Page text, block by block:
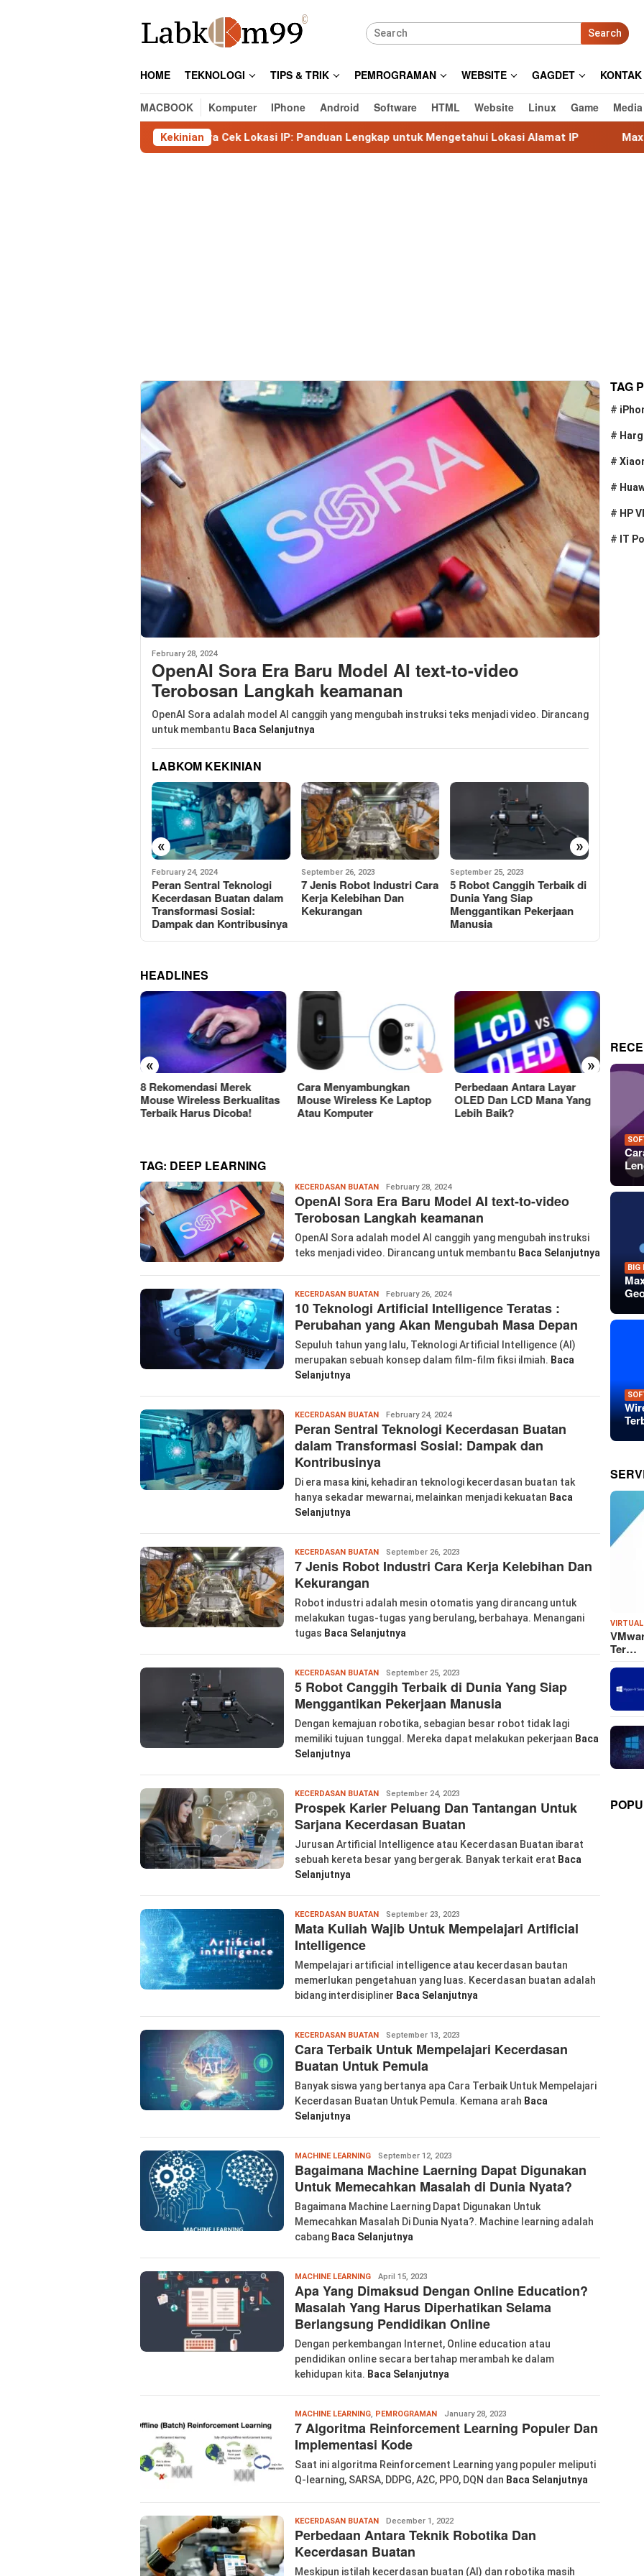
Search
HOME TEKNOLOGI TIPS & TRIK PEMROGRAMAN WEBSITE GAGDET
MACBOOK Komputer IPhone Android Software HTML Website Linux Game
Kekinian
Cara Cek Lokasi IP: Panduan Lengkap untuk Mengetahui Lokasi Alamat IP MaxMind GeoLite:
February 28, 2024
OpenAI Sora Era Baru Model AI text-to-video
Terobosan Langkah keamanan
OpenAI Sora adalah model AI canggih yang mengubah instruksi teks menjadi video. Dirancang
untuk membantu Baca Selanjutnya
LABKOM KEKINIAN
« »
February 24, 2024
Peran Sentral Teknologi
Kecerdasan Buatan dalam
Transformasi Sosial:
Dampak dan Kontribusinya
September 26, 2023
7 Jenis Robot Industri Cara
Kerja Kelebihan Dan
Kekurangan
September 25, 2023
5 Robot Canggih Terbaik di
Dunia Yang Siap
Menggantikan Pekerjaan
Manusia
HEADLINES
« »
8 Rekomendasi Merek
Mouse Wireless Berkualitas
Terbaik Harus Dicoba!
Cara Menyambungkan
Mouse Wireless Ke Laptop
Atau Komputer
Perbedaan Antara Layar
OLED Dan LCD Mana Yang
Lebih Baik?
15
Dan
TAG: DEEP LEARNING
KECERDASAN BUATANlabkom99
February 28, 2024
OpenAI Sora Era Baru Model AI text-to-video
Terobosan Langkah keamanan
OpenAI Sora adalah model AI canggih yang mengubah instruksi
teks menjadi video. Dirancang untuk membantu Baca Selanjutnya
KECERDASAN BUATANWanglu
Piao
February 26, 2024
10 Teknologi Artificial Intelligence Teratas :
Perubahan yang Akan Mengubah Masa Depan
Sepuluh tahun yang lalu, Teknologi Artificial Intelligence (AI)
merupakan sebuah konsep dalam film-film fiksi ilmiah. Baca
Selanjutnya
KECERDASAN BUATANWanglu
Piao
February 24, 2024
Peran Sentral Teknologi Kecerdasan Buatan
dalam Transformasi Sosial: Dampak dan
Kontribusinya
Di era masa kini, kehadiran teknologi kecerdasan buatan tak
hanya sekadar mewarnai, melainkan menjadi kekuatan Baca
Selanjutnya
KECERDASAN BUATANWanglu
Piao
September 26, 2023
7 Jenis Robot Industri Cara Kerja Kelebihan Dan
Kekurangan
Robot industri adalah mesin otomatis yang dirancang untuk
melakukan tugas-tugas yang berulang, berbahaya. Menangani
tugas Baca Selanjutnya
KECERDASAN BUATANlabkom99
September 25, 2023
5 Robot Canggih Terbaik di Dunia Yang Siap
Menggantikan Pekerjaan Manusia
Dengan kemajuan robotika, sebagian besar robot tidak lagi
memiliki tujuan tunggal. Mereka dapat melakukan pekerjaan Baca
Selanjutnya
KECERDASAN BUATANlabkom99
September 24, 2023
Prospek Karier Peluang Dan Tantangan Untuk
Sarjana Kecerdasan Buatan
Jurusan Artificial Intelligence atau Kecerdasan Buatan ibarat
sebuah kereta besar yang bergerak. Banyak terkait erat Baca
Selanjutnya
KECERDASAN BUATANlabkom99
September 23, 2023
Mata Kuliah Wajib Untuk Mempelajari Artificial
Intelligence
Mempelajari artificial intelligence atau kecerdasan bautan
memerlukan pengetahuan yang luas. Kecerdasan buatan adalah
bidang interdisipliner Baca Selanjutnya
KECERDASAN BUATANlabkom99
September 13, 2023
Cara Terbaik Untuk Mempelajari Kecerdasan
Buatan Untuk Pemula
Banyak siswa yang bertanya apa Cara Terbaik Untuk Mempelajari
Kecerdasan Buatan Untuk Pemula. Kemana arah Baca
Selanjutnya
MACHINE LEARNINGlabkom99
September 12, 2023
Bagaimana Machine Laerning Dapat Digunakan
Untuk Memecahkan Masalah di Dunia Nyata?
Bagaimana Machine Laerning Dapat Digunakan Untuk
Memecahkan Masalah Di Dunia Nyata?. Machine learning adalah
cabang Baca Selanjutnya
MACHINE LEARNINGlabkom99
April 15, 2023
Apa Yang Dimaksud Dengan Online Education?
Masalah Yang Harus Diperhatikan Selama
Berlangsung Pendidikan Online
Dengan perkembangan Internet, Online education atau
pendidikan online secara bertahap merambah ke dalam
kehidupan kita. Baca Selanjutnya
MACHINE LEARNING, PEMROGRAMANWanglu
Piao
January 28, 2023
7 Algoritma Reinforcement Learning Populer Dan
Implementasi Kode
Saat ini algoritma Reinforcement Learning yang populer meliputi
Q-learning, SARSA, DDPG, A2C, PPO, DQN dan Baca Selanjutnya
KECERDASAN BUATANWanglu
Piao
December 1, 2022
Perbedaan Antara Teknik Robotika Dan
Kecerdasan Buatan
Meskipun istilah kecerdasan buatan (AI) dan robotika masih
TAG
#
#
#
#
# HP
# IT
BIG
VIRTUAL
Ter…